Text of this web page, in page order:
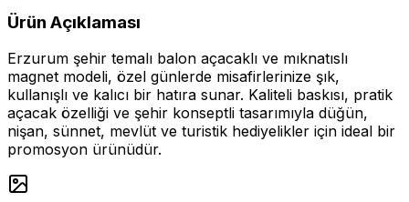
Ürün Açıklaması
Erzurum şehir temalı balon açacaklı ve mıknatıslı
magnet modeli, özel günlerde misafirlerinize şık,
kullanışlı ve kalıcı bir hatıra sunar. Kaliteli baskısı, pratik
açacak özelliği ve şehir konseptli tasarımıyla düğün,
nişan, sünnet, mevlüt ve turistik hediyelikler için ideal bir
promosyon ürünüdür.